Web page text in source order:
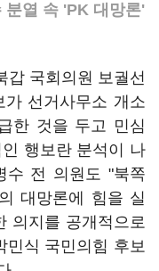
열 속 'PK 대망론'
갑 국회의원 보궐선
선거사무소 개소
한 것을 두고 민심
행보란 분석이 나
수 전 의원도 "북쪽
대망론에 힘을 실
의지를 공개적으로
민식 국민의힘 후보